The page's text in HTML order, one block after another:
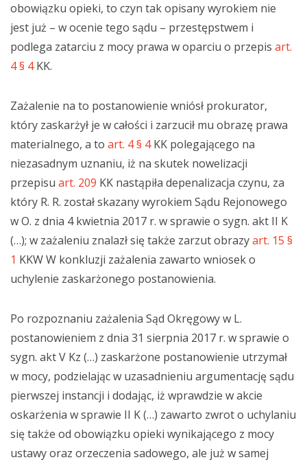
obowiązku opieki, to czyn tak opisany wyrokiem nie
jest już – w ocenie tego sądu – przestępstwem i
podlega zatarciu z mocy prawa w oparciu o przepis art.
4 § 4KK.
Zażalenie na to postanowienie wniósł prokurator,
który zaskarżył je w całości i zarzucił mu obrazę prawa
materialnego, a to art. 4 § 4KK polegającego na
niezasadnym uznaniu, iż na skutek nowelizacji
przepisu art. 209 KK nastąpiła depenalizacja czynu, za
który R. R. został skazany wyrokiem Sądu Rejonowego
w O. z dnia 4 kwietnia 2017 r. w sprawie o sygn. akt II K
(…); w zażaleniu znalazł się także zarzut obrazyart. 15 §
1 KKW W konkluzji zażalenia zawarto wniosek o
uchylenie zaskarżonego postanowienia.
Po rozpoznaniu zażalenia Sąd Okręgowy w L.
postanowieniem z dnia 31 sierpnia 2017 r. w sprawie o
sygn. akt V Kz (…) zaskarżone postanowienie utrzymał
w mocy, podzielając w uzasadnieniu argumentację sądu
pierwszej instancji i dodając, iż wprawdzie w akcie
oskarżenia w sprawie II K (…) zawarto zwrot o uchylaniu
się także od obowiązku opieki wynikającego z mocy
ustawy oraz orzeczenia sadowego, ale już w samej